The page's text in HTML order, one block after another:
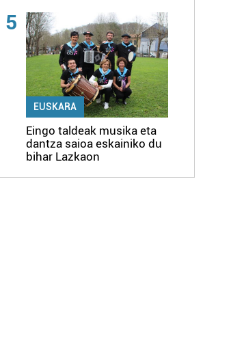
5
EUSKARA
Eingo taldeak musika eta
dantza saioa eskainiko du
bihar Lazkaon